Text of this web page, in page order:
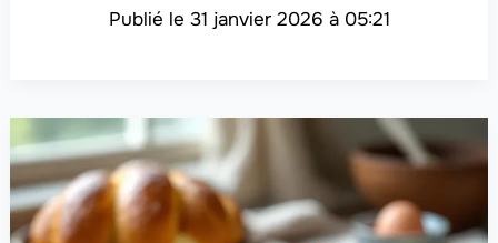
31 janvier 2026 à 05:21